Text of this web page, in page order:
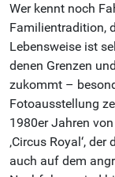
Wer kennt noch
Familientradition,
Lebensweise ist
denen Grenzen
zukommt –
Fotoausstellung
1980er Jahren
‚Circus Royal‘,
auch auf dem